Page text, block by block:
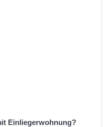
Einliegerwohnung?